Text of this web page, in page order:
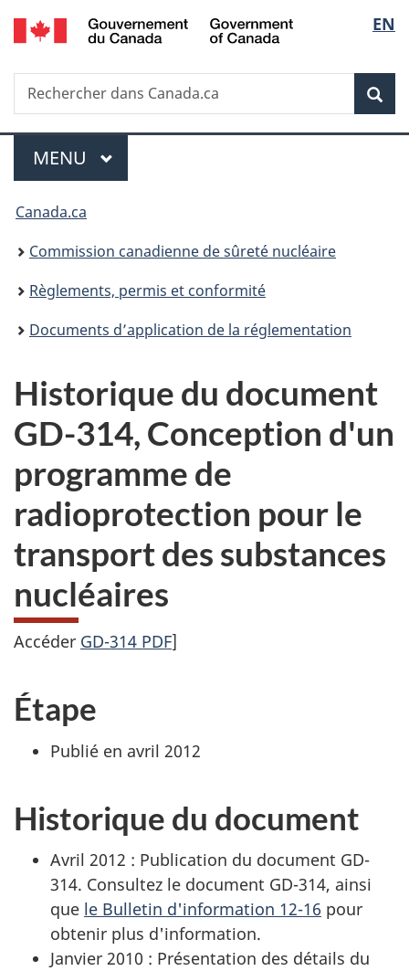
Passer
au
principal
de
la
EN
Recherche
Rechercher
dans
Menu
MENU PRINCIPAL
Vous
êtes
ici
Canada.ca
Commission canadienne de sûreté nucléaire
Règlements, permis et conformité
Documents d’application de la réglementation
Historique du document
GD-314, Conception d'un
programme de
radioprotection pour le
transport des substances
nucléaires
Accéder GD-314 PDF]
Étape
Publié en avril 2012
Historique du document
Avril 2012 : Publication du document GD-
314. Consultez le document GD-314, ainsi
que le Bulletin d'information 12-16 pour
obtenir plus d'information.
Janvier 2010 : Présentation des détails du